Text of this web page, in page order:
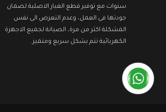
سنوات مع توفير قطع الغيار الاصلية لضمان
جودتها فى العمل، وعدم التعرض الى نفس
المشكلة اكثر من مرة، الصيانة لجميع الاجهزة
الكهربائية تتم بشكل سريع ومتميز.